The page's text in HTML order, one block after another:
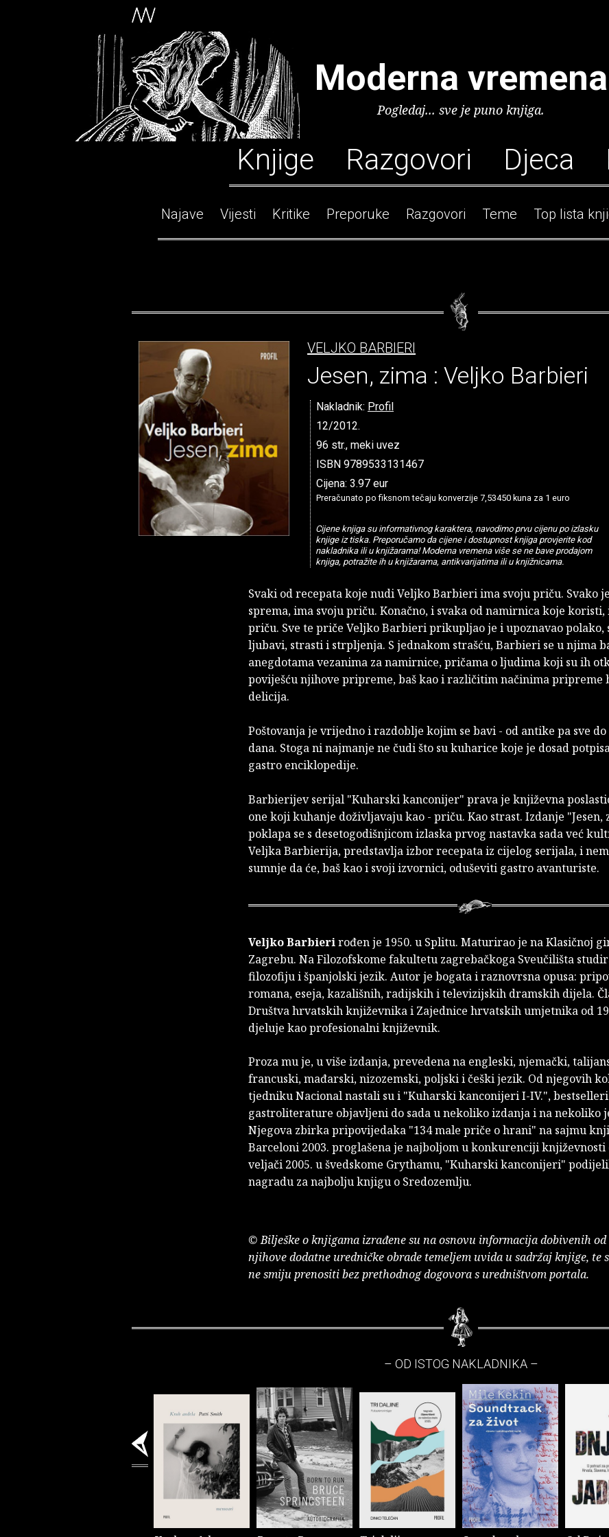
Moderna vremena
Pogledaj... sve je puno knjiga.
Knjige Razgovori Djeca
Najave Vijesti Kritike Preporuke Razgovori Teme Top lista
VELJKO BARBIERI
Jesen, zima : Veljko Barbieri
Nakladnik: Profil
12/2012.
96 str., meki uvez
ISBN 9789533131467
Cijena: 3.97 eur
Preračunato po fiksnom tečaju konverzije 7,53450 kuna za 1 euro
Cijene knjiga su informativnog karaktera, navodimo prvu cijenu po izlasku
knjige iz tiska. Preporučamo da cijene i dostupnost knjiga provjerite kod
nakladnika ili u knjižarama! Moderna vremena više se ne bave prodajom
knjiga, potražite ih u knjižarama, antikvarijatima ili u knjižnicama.
Svaki od recepata koje nudi Veljko Barbieri ima svoju priču. Svako
sprema, ima svoju priču. Konačno, i svaka od namirnica koje koristi,
priču. Sve te priče Veljko Barbieri prikupljao je i upoznavao polako,
ljubavi, strasti i strpljenja. S jednakom strašću, Barbieri se u njima
anegdotama vezanima za namirnice, pričama o ljudima koji su ih
poviješću njihove pripreme, baš kao i različitim načinima pripreme
delicija.
Poštovanja je vrijedno i razdoblje kojim se bavi - od antike pa sve
dana. Stoga ni najmanje ne čudi što su kuharice koje je dosad
gastro enciklopedije.
Barbierijev serijal "Kuharski kanconijer" prava je književna
one koji kuhanje doživljavaju kao - priču. Kao strast. Izdanje "Jesen,
poklapa se s desetogodišnjicom izlaska prvog nastavka sada već
Veljka Barbierija, predstavlja izbor recepata iz cijelog serijala, i
sumnje da će, baš kao i svoji izvornici, oduševiti gastro avanturiste.
Veljko Barbierirođen je 1950. u Splitu. Maturirao je na Klasičnoj
Zagrebu. Na Filozofskome fakultetu zagrebačkoga Sveučilišta
filozofiju i španjolski jezik. Autor je bogata i raznovrsna opusa:
romana, eseja, kazališnih, radijskih i televizijskih dramskih dijela.
Društva hrvatskih književnika i Zajednice hrvatskih umjetnika od
djeluje kao profesionalni književnik.
Proza mu je, u više izdanja, prevedena na engleski, njemački,
francuski, mađarski, nizozemski, poljski i češki jezik. Od njegovih
tjedniku Nacional nastali su i "Kuharski kanconijeri I-IV.",
gastroliterature objavljeni do sada u nekoliko izdanja i na nekoliko
Njegova zbirka pripovijedaka "134 male priče o hrani" na sajmu
Barceloni 2003. proglašena je najboljom u konkurenciji književnosti
veljači 2005. u švedskome Grythamu, "Kuharski kanconijeri"
nagradu za najbolju knjigu o Sredozemlju.
© Bilješke o knjigama izrađene su na osnovu informacija dobivenih
njihove dodatne uredničke obrade temeljem uvida u sadržaj knjige, te
ne smiju prenositi bez prethodnog dogovora s uredništvom portala.
– OD ISTOG NAKLADNIKA –